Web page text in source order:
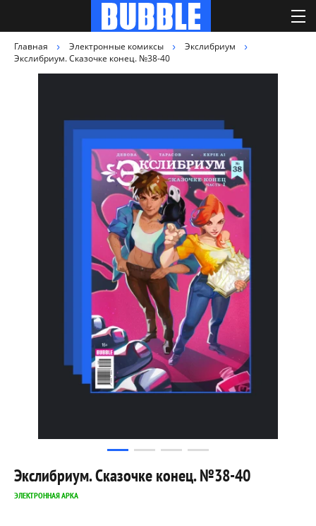
Главная Электронные комиксы
Экслибриум
Экслибриум. Сказочке конец. №38-40
Экслибриум. Сказочке конец. №38-40
ЭЛЕКТРОННАЯ АРКА